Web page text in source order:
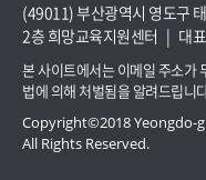
(49011) 부산광역시 영도구
2층 희망교육지원센터 | 대
본 사이트에서는 이메일 주소가
법에 의해 처벌됨을 알려드립니
Copyright©2018 Yeongdo-
All Rights Reserved.